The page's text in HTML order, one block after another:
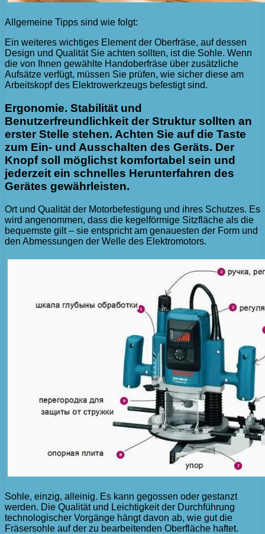
Allgemeine Tipps sind wie folgt:
Ein weiteres wichtiges Element der Oberfräse, auf dessen
Design und Qualität Sie achten sollten, ist die Sohle. Wenn
die von Ihnen gewählte Handoberfräse über zusätzliche
Aufsätze verfügt, müssen Sie prüfen, wie sicher diese am
Arbeitskopf des Elektrowerkzeugs befestigt sind.
Ergonomie. Stabilität und
Benutzerfreundlichkeit der Struktur sollten an
erster Stelle stehen. Achten Sie auf die Taste
zum Ein- und Ausschalten des Geräts. Der
Knopf soll möglichst komfortabel sein und
jederzeit ein schnelles Herunterfahren des
Gerätes gewährleisten.
Ort und Qualität der Motorbefestigung und ihres Schutzes. Es
wird angenommen, dass die kegelförmige Sitzfläche als die
bequemste gilt – sie entspricht am genauesten der Form und
den Abmessungen der Welle des Elektromotors.
Sohle, einzig, alleinig. Es kann gegossen oder gestanzt
werden. Die Qualität und Leichtigkeit der Durchführung
technologischer Vorgänge hängt davon ab, wie gut die
Fräsersohle auf der zu bearbeitenden Oberfläche haftet.